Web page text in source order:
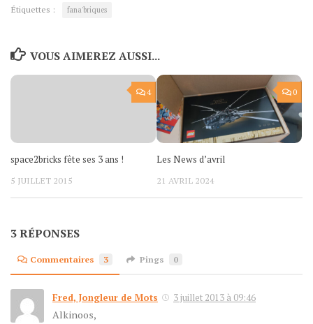
Étiquettes : fana'briques
VOUS AIMEREZ AUSSI...
4
space2bricks fête ses 3 ans !
5 JUILLET 2015
0
Les News d’avril
21 AVRIL 2024
3 RÉPONSES
Commentaires 3 Pings 0
Fred, Jongleur de Mots 3 juillet 2013 à 09:46
Alkinoos,